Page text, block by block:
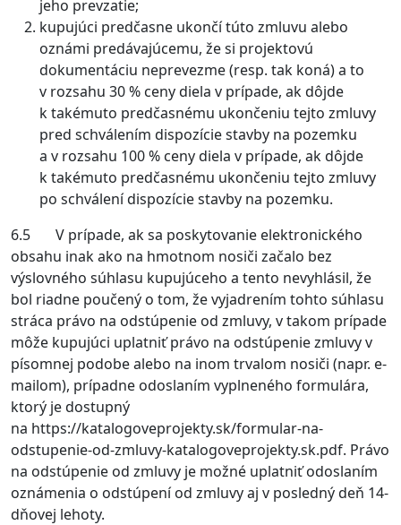
jeho prevzatie;
kupujúci predčasne ukončí túto zmluvu alebo
oznámi predávajúcemu, že si projektovú
dokumentáciu neprevezme (resp. tak koná) a to
v rozsahu 30 % ceny diela v prípade, ak dôjde
k takémuto predčasnému ukončeniu tejto zmluvy
pred schválením dispozície stavby na pozemku
a v rozsahu 100 % ceny diela v prípade, ak dôjde
k takémuto predčasnému ukončeniu tejto zmluvy
po schválení dispozície stavby na pozemku.
6.5 V prípade, ak sa poskytovanie elektronického
obsahu inak ako na hmotnom nosiči začalo bez
výslovného súhlasu kupujúceho a tento nevyhlásil, že
bol riadne poučený o tom, že vyjadrením tohto súhlasu
stráca právo na odstúpenie od zmluvy, v takom prípade
môže kupujúci uplatniť právo na odstúpenie zmluvy v
písomnej podobe alebo na inom trvalom nosiči (napr. e-
mailom), prípadne odoslaním vyplneného formulára,
ktorý je dostupný
na https://katalogoveprojekty.sk/formular-na-
odstupenie-od-zmluvy-katalogoveprojekty.sk.pdf. Právo
na odstúpenie od zmluvy je možné uplatniť odoslaním
oznámenia o odstúpení od zmluvy aj v posledný deň 14-
dňovej lehoty.